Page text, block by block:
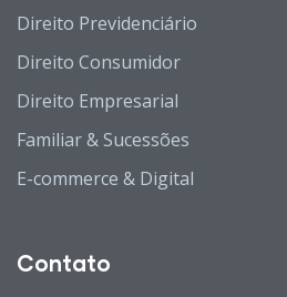
Direito Previdenciário
Direito Consumidor
Direito Empresarial
Familiar & Sucessões
E-commerce & Digital
Contato